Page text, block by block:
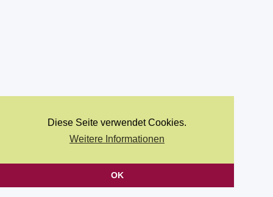
Diese Seite verwendet Cookies.
Weitere Informationen
OK